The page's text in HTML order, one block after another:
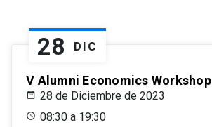
28 DIC
V Alumni Economics Workshop
28 de Diciembre de 2023
08:30 a 19:30